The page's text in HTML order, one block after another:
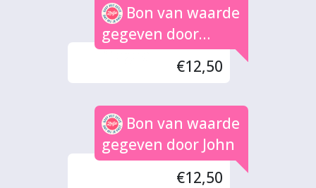
Bon van waarde
gegeven door
Magda
€12,50
Bon van waarde
gegeven door John
€12,50